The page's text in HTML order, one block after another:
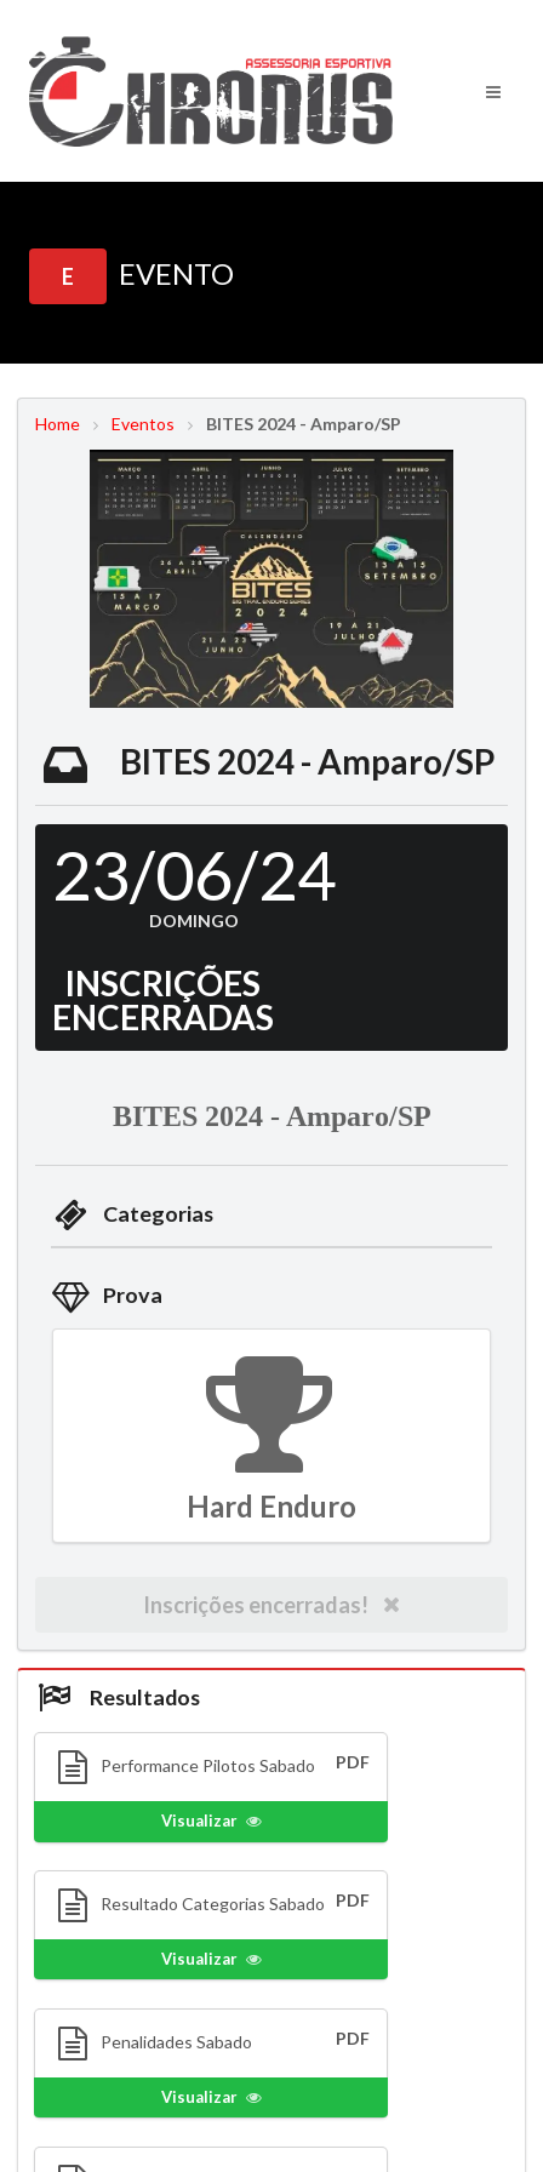
E EVENTO
Home Eventos BITES 2024 - Amparo/SP
BITES 2024 - Amparo/SP
23/06/24
DOMINGO
INSCRIÇÕES
ENCERRADAS
BITES 2024 - Amparo/SP
Categorias
Prova
Hard Enduro
Inscrições encerradas!
Resultados
Performance Pilotos Sabado PDF
Visualizar
Resultado Categorias Sabado PDF
Visualizar
Penalidades Sabado PDF
Visualizar